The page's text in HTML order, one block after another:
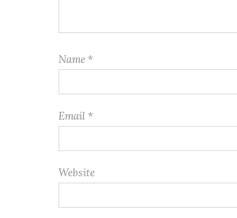
Name *
Email *
Website